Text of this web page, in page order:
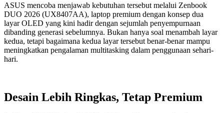
ASUS mencoba menjawab kebutuhan tersebut melalui Zenbook
DUO 2026 (UX8407AA), laptop premium dengan konsep dua
layar OLED yang kini hadir dengan sejumlah penyempurnaan
dibanding generasi sebelumnya. Bukan hanya soal menambah layar
kedua, tetapi bagaimana kedua layar tersebut benar-benar mampu
meningkatkan pengalaman multitasking dalam penggunaan sehari-
hari.
Desain Lebih Ringkas, Tetap Premium